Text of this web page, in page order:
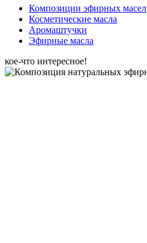
Композиции эфирных масел
Косметические масла
Аромаштучки
Эфирные масла
кое-что интересное!